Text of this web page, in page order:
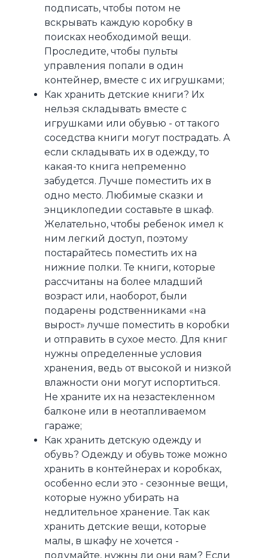
подписать, чтобы потом не
вскрывать каждую коробку в
поисках необходимой вещи.
Проследите, чтобы пульты
управления попали в один
контейнер, вместе с их игрушками;
Как хранить детские книги? Их
нельзя складывать вместе с
игрушками или обувью - от такого
соседства книги могут пострадать. А
если складывать их в одежду, то
какая-то книга непременно
забудется. Лучше поместить их в
одно место. Любимые сказки и
энциклопедии составьте в шкаф.
Желательно, чтобы ребенок имел к
ним легкий доступ, поэтому
постарайтесь поместить их на
нижние полки. Те книги, которые
рассчитаны на более младший
возраст или, наоборот, были
подарены родственниками «на
вырост» лучше поместить в коробки
и отправить в сухое место. Для книг
нужны определенные условия
хранения, ведь от высокой и низкой
влажности они могут испортиться.
Не храните их на незастекленном
балконе или в неотапливаемом
гараже;
Как хранить детскую одежду и
обувь? Одежду и обувь тоже можно
хранить в контейнерах и коробках,
особенно если это - сезонные вещи,
которые нужно убирать на
недлительное хранение. Так как
хранить детские вещи, которые
малы, в шкафу не хочется -
подумайте, нужны ли они вам? Если